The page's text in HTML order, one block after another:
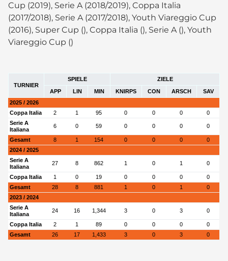
Cup (2019), Serie A (2018/2019), Coppa Italia
(2017/2018), Serie A (2017/2018), Youth Viareggio Cup
(2016), Super Cup (), Coppa Italia (), Serie A (), Youth
Viareggio Cup ()
TURNIER
SPIELE
ZIELE
APP
LIN MIN KNIRPS CON ARSCH
SAV
2025 / 2026
Coppa Italia
2 1 95 0 0 0
0
Serie A
Italiana
6 0 59 0 0 0 0
Gesamt 8 1 154 0 0 0
0
2024 / 2025
Serie A
Italiana
27 8 862 1 0 1 0
Coppa Italia 1 0 19 0 0 0
0
Gesamt
28 8 881 1 0 1
0
2023 / 2024
Serie A
Italiana
24 16 1,344 3 0 3 0
Coppa Italia 2 1 89 0 0 0
0
Gesamt
26 17 1,433 3 0 3 0